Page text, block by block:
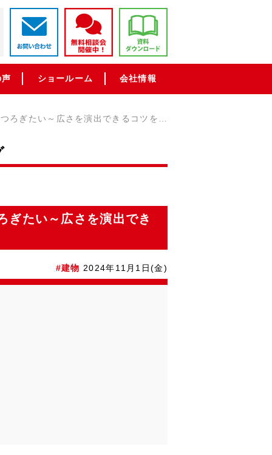
ショールーム 会社情報
ぎたい～広さを演出でき
#建物 2024年11月1日(金)